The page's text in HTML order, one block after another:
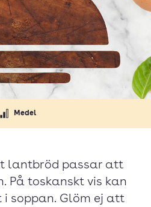
Medel
lantbröd passar att
På toskanskt vis kan
soppan. Glöm ej att